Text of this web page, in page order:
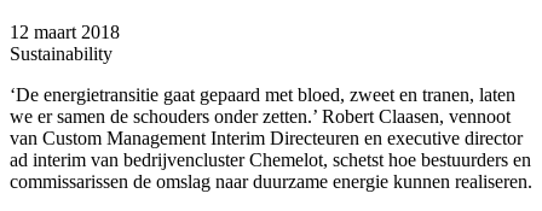
12 maart 2018
Sustainability
‘De energietransitie gaat gepaard met bloed, zweet en tranen, laten
we er samen de schouders onder zetten.’ Robert Claasen, vennoot
van Custom Management Interim Directeuren en executive director
ad interim van bedrijvencluster Chemelot, schetst hoe bestuurders en
commissarissen de omslag naar duurzame energie kunnen realiseren.